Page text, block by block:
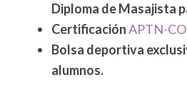
Diploma de Masajista
CertificaciónAPTN-
Bolsa deportiva
alumnos.